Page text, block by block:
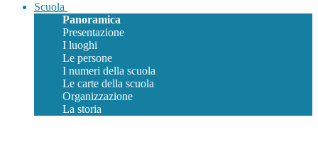
Scuola
Panoramica
Presentazione
I luoghi
Le persone
I numeri della scuola
Le carte della scuola
Organizzazione
La storia